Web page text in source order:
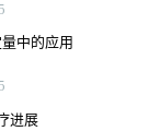
中的应用
进展